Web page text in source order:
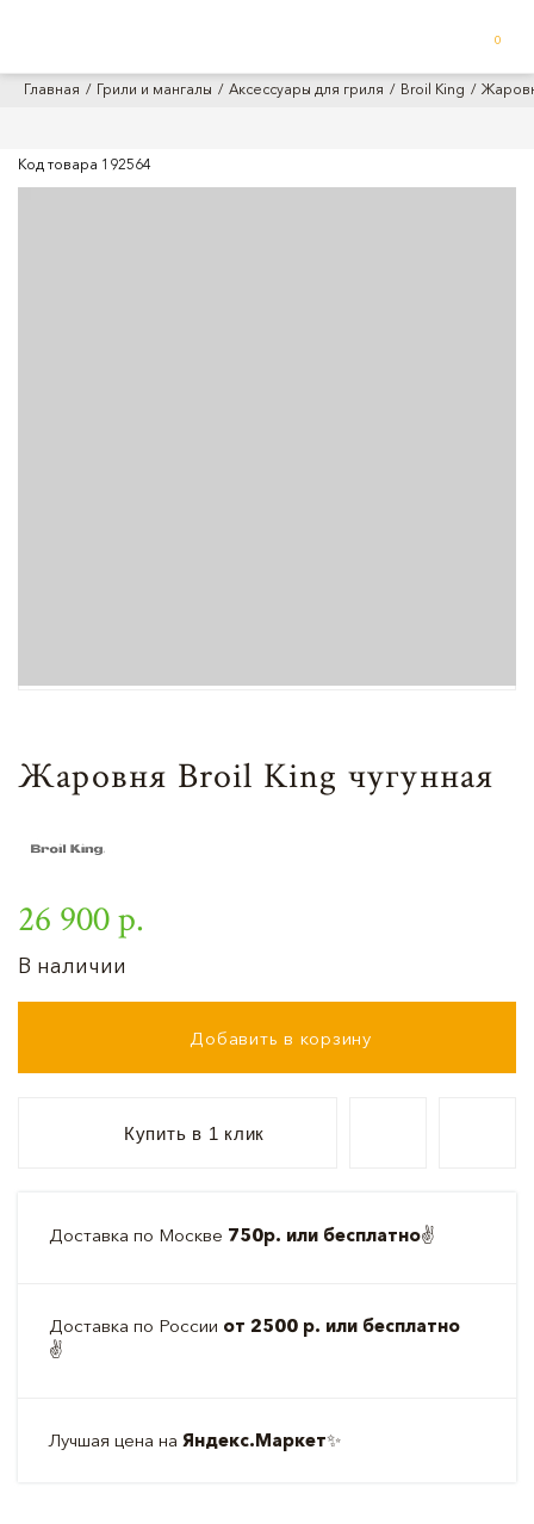
0
Главная Грили и мангалы Аксессуары для гриля Broil King
Код товара 192564
Жаровня Broil King чугунная
26 900 р.
В наличии
Добавить в корзину
Купить в 1 клик
Доставка по Москве 750р. или бесплатно✌️
Доставка по России от 2500 р. или бесплатно
✌️
Лучшая цена на Яндекс.Маркет✨